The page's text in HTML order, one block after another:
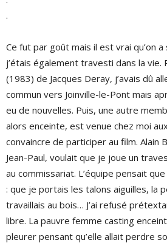
.
Ce fut par goût mais il est vrai qu’on
j’étais également travesti dans la vie.
(1983) de Jacques Deray, j’avais dû
commun vers Joinville-le-Pont mais
eu de nouvelles. Puis, une autre
alors enceinte, est venue chez moi
convaincre de participer au film. Alain
Jean-Paul, voulait que je joue un
au commissariat. L’équipe pensait
: que je portais les talons aiguilles, la
travaillais au bois… J’ai refusé
libre. La pauvre femme casting
pleurer pensant qu’elle allait perdre